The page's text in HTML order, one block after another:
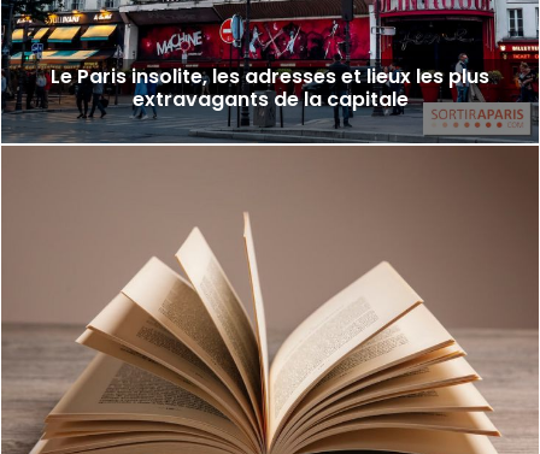
Le Paris insolite, les adresses et lieux les plus
extravagants de la capitale